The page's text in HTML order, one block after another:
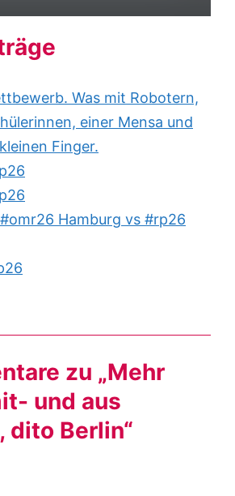
Was mit Robotern,
einer Mensa und
Finger.
Hamburg vs #rp26
zu „Mehr
und aus
dito Berlin“